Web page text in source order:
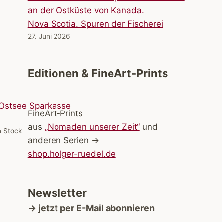
Stock
Nova Scotia. Spuren der Fischerei
27. Juni 2026
Editionen & FineArt-Prints
FineArt‑Prints
aus „Nomaden unserer Zeit“und
anderen Serien →
shop.holger-ruedel.de
Newsletter
→ jetzt per E-Mail abonnieren